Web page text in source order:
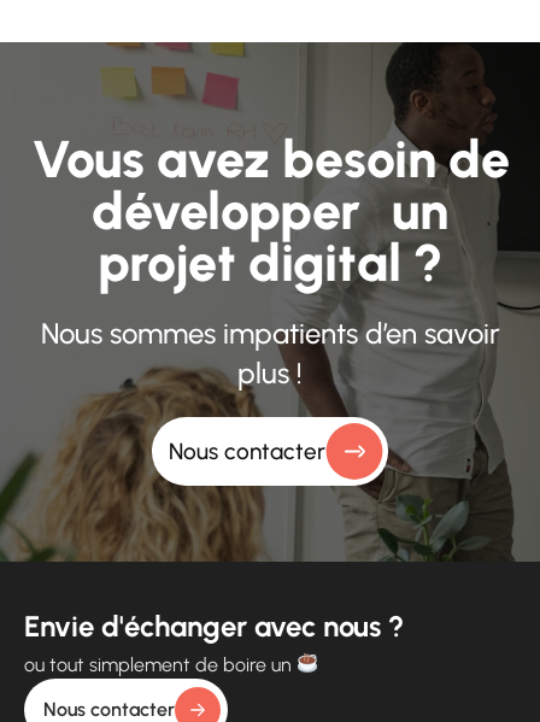
Vous avez besoin de
développer un
projet digital ?
Nous sommes impatients d’en savoir
plus !
Nous contacter
Envie d'échanger avec nous ?
ou tout simplement de boire un
Nous contacter